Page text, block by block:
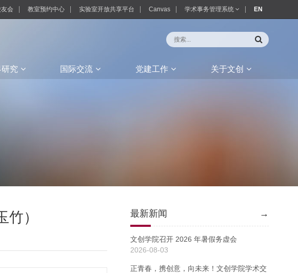
会 教室预约中心 实验室开放共享平台 Canvas 学术事务管理系统 EN
究 国际交流 党建工作 关于文创
） 最新新闻 →
文创学院召开 2026 年暑假务虚会
2026-08-03
正青春，携创意，向未来！文创学院学术交